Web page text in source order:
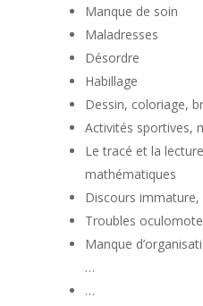
Manque de soin
Maladresses
Désordre
Habillage
Dessin, coloriage,
Activités sportives,
Le tracé et la
mathématiques
Discours immature,
Troubles
Manque
…
…